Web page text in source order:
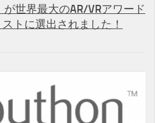
が世界最大のAR/VRアワード
トに選出されました！